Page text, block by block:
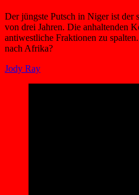
Der jüngste Putsch in Niger ist der
von drei Jahren. Die anhaltenden
antiwestliche Fraktionen zu
nach Afrika?
Jody Ray